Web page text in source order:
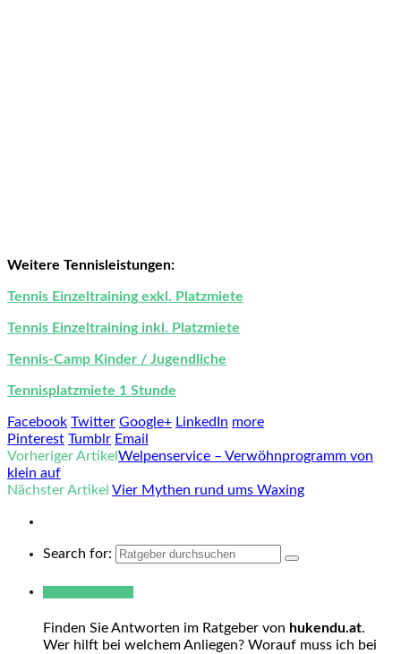
Weitere Tennisleistungen:
Tennis Einzeltraining exkl. Platzmiete
Tennis Einzeltraining inkl. Platzmiete
Tennis-Camp Kinder / Jugendliche
Tennisplatzmiete 1 Stunde
Facebook Twitter Google+ LinkedIn more
Pinterest Tumblr Email
Vorheriger Artikel Welpenservice – Verwöhnprogramm von
klein auf
Nächster Artikel Vier Mythen rund ums Waxing
Search for:
Finden Sie Antworten im Ratgeber von hukendu.at.
Wer hilft bei welchem Anliegen? Worauf muss ich bei